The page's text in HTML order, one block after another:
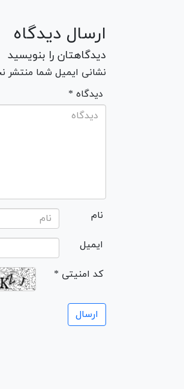
ارسال دیدگاه
دیدگاهتان را بنویسید
نشانی ایمیل شما منتشر
* دیدگاه
نام
ایمیل
* کد امنیتی